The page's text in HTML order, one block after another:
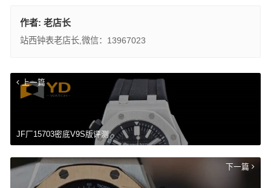
作者: 老店长
站西钟表老店长,微信：13967023
上一篇
JF厂15703密底V9S版评测
下一篇